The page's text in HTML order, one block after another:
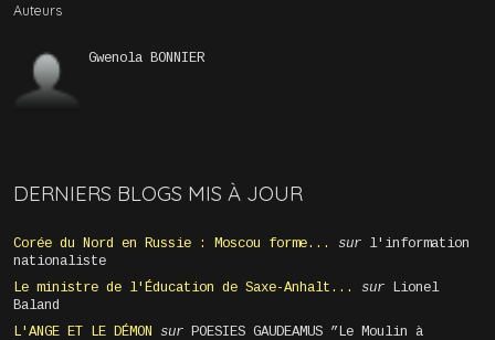
Auteurs
Gwenola BONNIER
DERNIERS BLOGS MIS À JOUR
Corée du Nord en Russie : Moscou forme... sur l'information
nationaliste
Le ministre de l'Éducation de Saxe-Anhalt...
sur Lionel
Baland
L'ANGE ET LE DÉMON sur POESIES GAUDEAMUS ”Le Moulin à